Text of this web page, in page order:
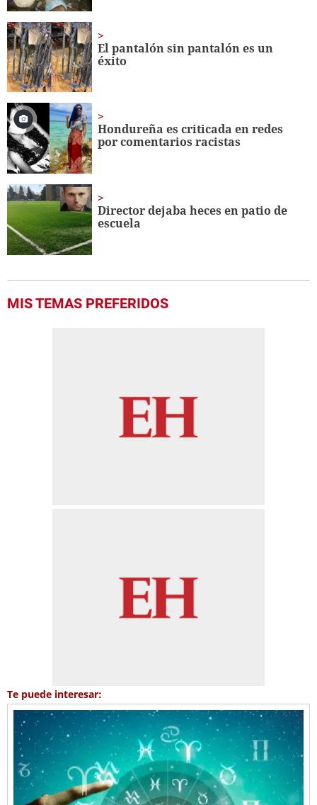
El pantalón sin pantalón es un
éxito
Hondureña es criticada en redes
por comentarios racistas
Director dejaba heces en patio de
escuela
MIS TEMAS PREFERIDOS
Te puede interesar: